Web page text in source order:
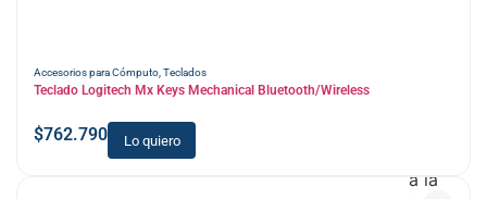
Accesorios para Cómputo,Teclados
Teclado Logitech Mx Keys Mechanical Bluetooth/Wireless
$762.790 Lo quiero
a la